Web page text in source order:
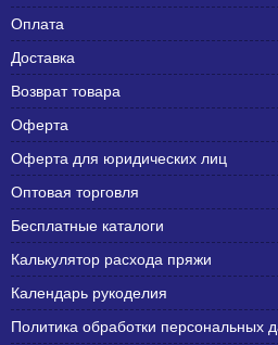
Оплата
Доставка
Возврат товара
Оферта
Оферта для юридических лиц
Оптовая торговля
Бесплатные каталоги
Калькулятор расхода пряжи
Календарь рукоделия
Политика обработки персональных